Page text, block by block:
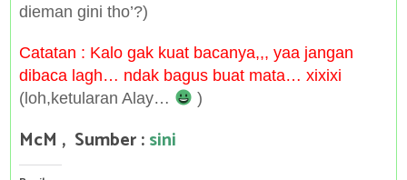
dieman gini tho’?)
Catatan : Kalo gak kuat bacanya,,, yaa jangan
dibaca lagh… ndak bagus buat mata… xixixi
(loh,ketularan Alay…
)
McM , Sumber :sini